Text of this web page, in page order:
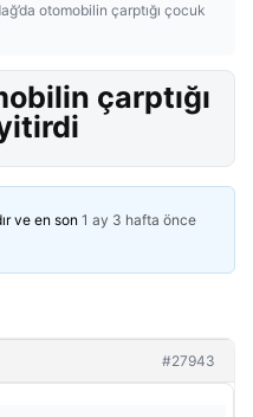
otomobilin çarptığı çocuk
çarptığı
ve en son 1 ay 3 hafta önce
#27943